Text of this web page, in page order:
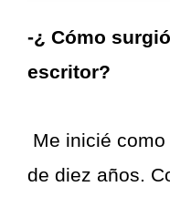
-¿ Cómo
escritor?
Me inicié
de diez años.